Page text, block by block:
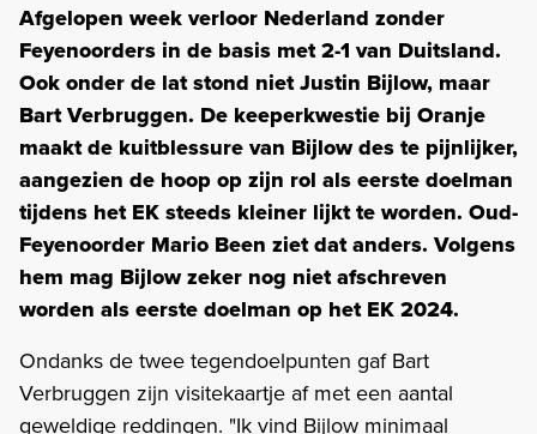
Afgelopen week verloor Nederland zonder
Feyenoorders in de basis met 2-1 van Duitsland.
Ook onder de lat stond niet Justin Bijlow, maar
Bart Verbruggen. De keeperkwestie bij Oranje
maakt de kuitblessure van Bijlow des te pijnlijker,
aangezien de hoop op zijn rol als eerste doelman
tijdens het EK steeds kleiner lijkt te worden. Oud-
Feyenoorder Mario Been ziet dat anders. Volgens
hem mag Bijlow zeker nog niet afschreven
worden als eerste doelman op het EK 2024.
Ondanks de twee tegendoelpunten gaf Bart
Verbruggen zijn visitekaartje af met een aantal
geweldige reddingen. "Ik vind Bijlow minimaal